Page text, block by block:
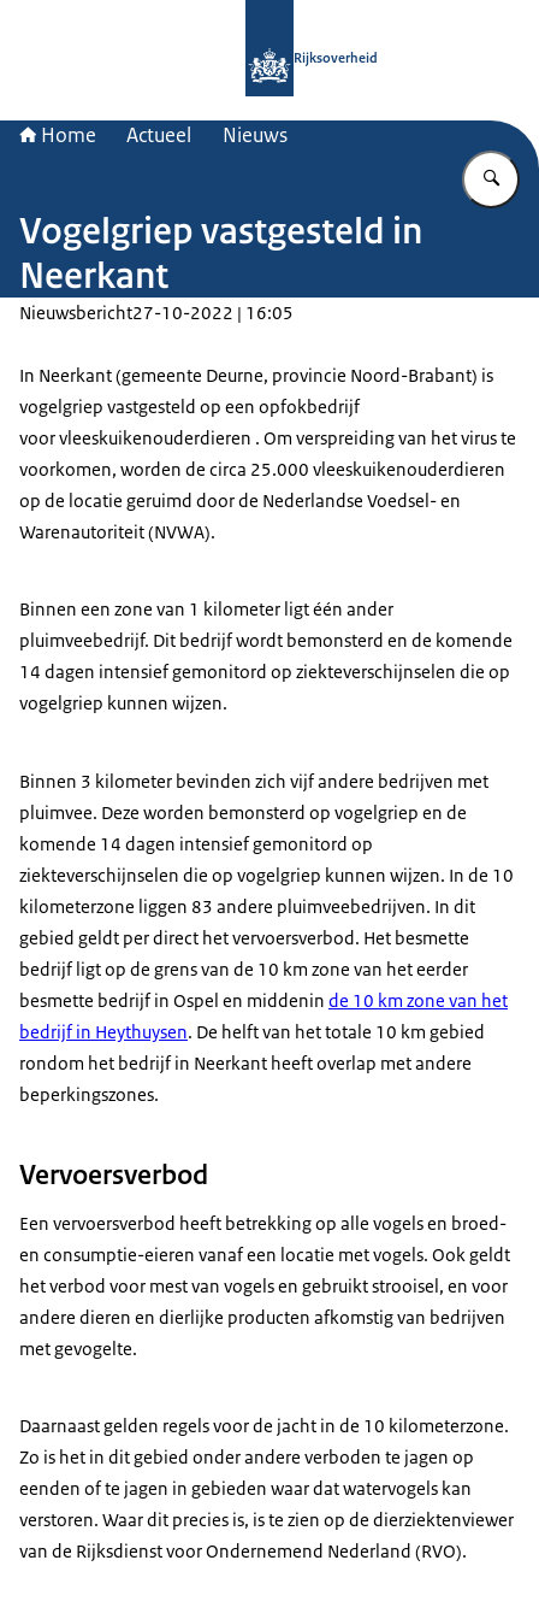
Rijksoverheid
Home Actueel Nieuws
Vogelgriep vastgesteld in
Neerkant
Nieuwsbericht27-10-2022 | 16:05
In Neerkant (gemeente Deurne, provincie Noord-Brabant) is
vogelgriep vastgesteld op een opfokbedrijf
voor vleeskuikenouderdieren . Om verspreiding van het virus te
voorkomen, worden de circa 25.000 vleeskuikenouderdieren
op de locatie geruimd door de Nederlandse Voedsel- en
Warenautoriteit (NVWA).
Binnen een zone van 1 kilometer ligt één ander
pluimveebedrijf. Dit bedrijf wordt bemonsterd en de komende
14 dagen intensief gemonitord op ziekteverschijnselen die op
vogelgriep kunnen wijzen.
Binnen 3 kilometer bevinden zich vijf andere bedrijven met
pluimvee. Deze worden bemonsterd op vogelgriep en de
komende 14 dagen intensief gemonitord op
ziekteverschijnselen die op vogelgriep kunnen wijzen. In de 10
kilometerzone liggen 83 andere pluimveebedrijven. In dit
gebied geldt per direct het vervoersverbod. Het besmette
bedrijf ligt op de grens van de 10 km zone van het eerder
besmette bedrijf in Ospel en middenin de 10 km zone van het
bedrijf in Heythuysen. De helft van het totale 10 km gebied
rondom het bedrijf in Neerkant heeft overlap met andere
beperkingszones.
Vervoersverbod
Een vervoersverbod heeft betrekking op alle vogels en broed-
en consumptie-eieren vanaf een locatie met vogels. Ook geldt
het verbod voor mest van vogels en gebruikt strooisel, en voor
andere dieren en dierlijke producten afkomstig van bedrijven
met gevogelte.
Daarnaast gelden regels voor de jacht in de 10 kilometerzone.
Zo is het in dit gebied onder andere verboden te jagen op
eenden of te jagen in gebieden waar dat watervogels kan
verstoren. Waar dit precies is, is te zien op de dierziektenviewer
van de Rijksdienst voor Ondernemend Nederland (RVO).